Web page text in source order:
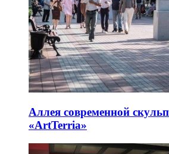
Аллея современной
«ArtTerria»